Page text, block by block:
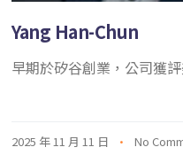
Yang Han-Chun
早期於矽谷創業，公司獲
2025 年 11 月 11 日 No